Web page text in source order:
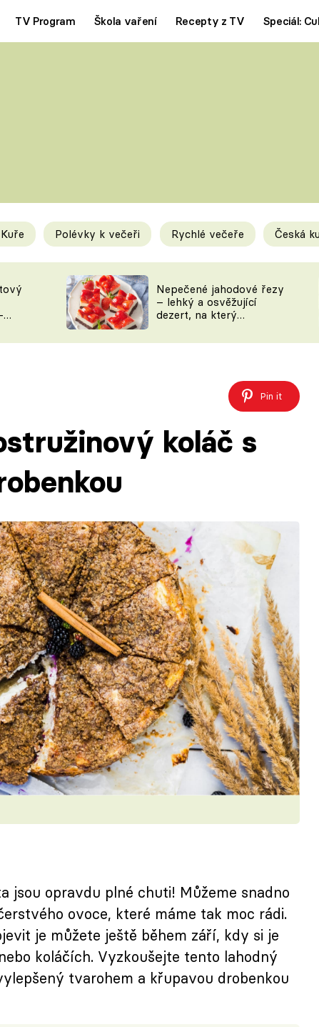
TV Program Škola vaření Recepty z TV Speciál:
Tipy a triky
KAM ZA JÍDLEM
VYCHYTÁVKY
Kuře Polévky k večeři Rychlé večeře Česká
Nepečené jahodové řezy
– lehký a osvěžující
dezert, na který
Pin it
koláč s
jsou opravdu plné chuti! Můžeme snadno
ovoce, které máme tak moc rádi.
je můžete ještě během září, kdy si je
koláčích. Vyzkoušejte tento lahodný
tvarohem a křupavou drobenkou